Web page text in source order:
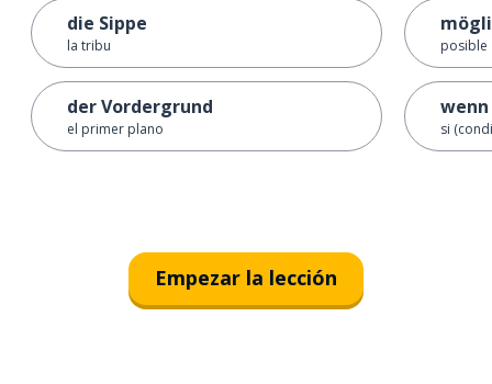
die Sippe
la tribu
der Vordergrund
el primer plano
posible
wenn
si
Empezar la lección